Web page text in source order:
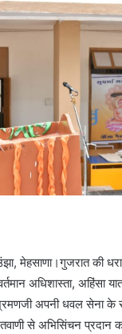
मेहसाणा।गुजरात की
अधिशास्ता, अहिंसा
अपनी धवल सेना के
से अभिसिंचन प्रदान